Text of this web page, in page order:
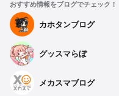
おすすめ情報をブログでチェック！
カホタンブログ
グッスマらぼ
メカスマブログ